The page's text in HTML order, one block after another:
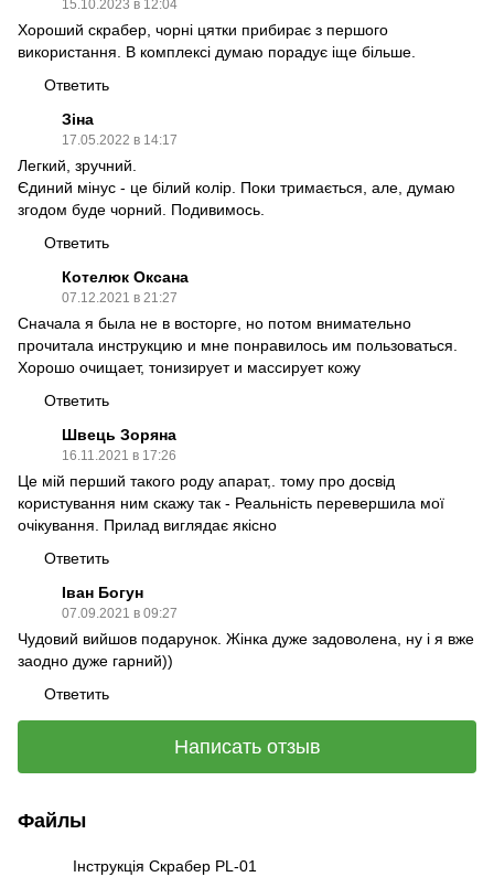
15.10.2023 в 12:04
Хороший скрабер, чорні цятки прибирає з першого
використання. В комплексі думаю порадує іще більше.
Ответить
Зіна
17.05.2022 в 14:17
Легкий, зручний.
Єдиний мінус - це білий колір. Поки тримається, але, думаю
згодом буде чорний. Подивимось.
Ответить
Котелюк Оксана
07.12.2021 в 21:27
Сначала я была не в восторге, но потом внимательно
прочитала инструкцию и мне понравилось им пользоваться.
Хорошо очищает, тонизирует и массирует кожу
Ответить
Швець Зоряна
16.11.2021 в 17:26
Це мій перший такого роду апарат,. тому про досвід
користування ним скажу так - Реальність перевершила мої
очікування. Прилад виглядає якісно
Ответить
Іван Богун
07.09.2021 в 09:27
Чудовий вийшов подарунок. Жінка дуже задоволена, ну і я вже
заодно дуже гарний))
Ответить
Написать отзыв
Файлы
Інструкція Скрабер PL-01